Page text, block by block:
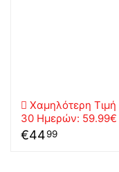
Χαμηλότερη Τιμή
30 Ημερών: 59.99€
€4499